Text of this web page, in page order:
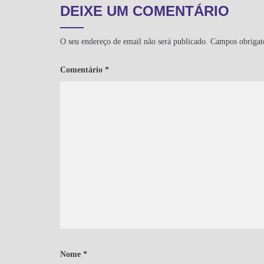
DEIXE UM COMENTÁRIO
O seu endereço de email não será publicado. Campos
Comentário *
Nome *